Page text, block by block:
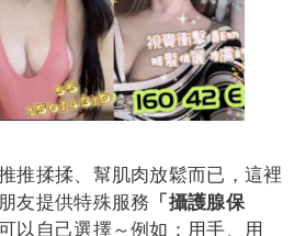
推揉揉、幫肌肉放鬆而已，這裡
友提供特殊服務 「攝護腺保
以自己選擇～例如：用手、用